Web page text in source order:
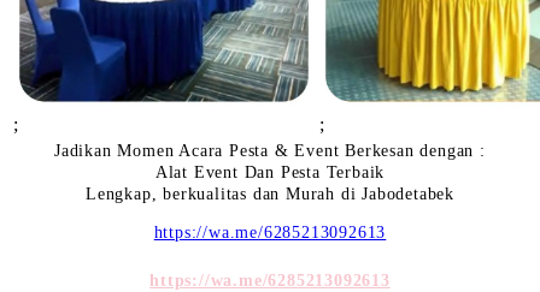
; ;
Jadikan Momen Acara Pesta & Event Berkesan dengan :
Alat Event Dan Pesta Terbaik
Lengkap, berkualitas dan Murah di Jabodetabek
https://wa.me/6285213092613
https://wa.me/6285213092613